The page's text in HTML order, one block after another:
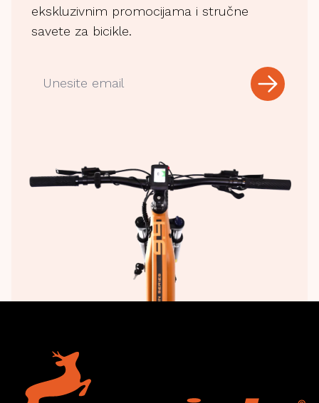
ekskluzivnim promocijama i stručne
savete za bicikle.